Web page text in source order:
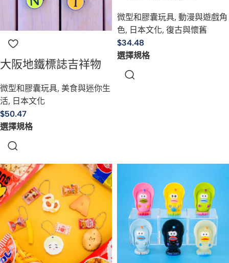
大阪地鐵標誌吉祥物
微型和膠囊玩具, 美食與迷你生
活, 日本文化
$50.47
選擇規格
微型和膠囊玩具, 動漫與遊戲角
色, 日本文化, 復古與懷舊
$34.48
選擇規格